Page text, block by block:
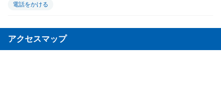
電話をかける
アクセスマップ